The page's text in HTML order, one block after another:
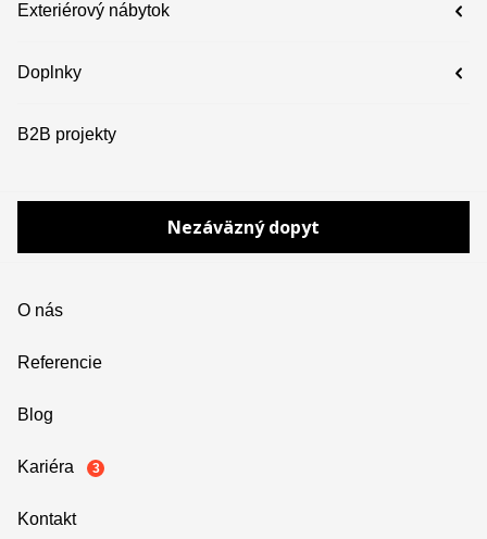
Exteriérový nábytok
Doplnky
B2B projekty
Nezáväzný dopyt
O nás
Referencie
Blog
Kariéra 3
Kontakt